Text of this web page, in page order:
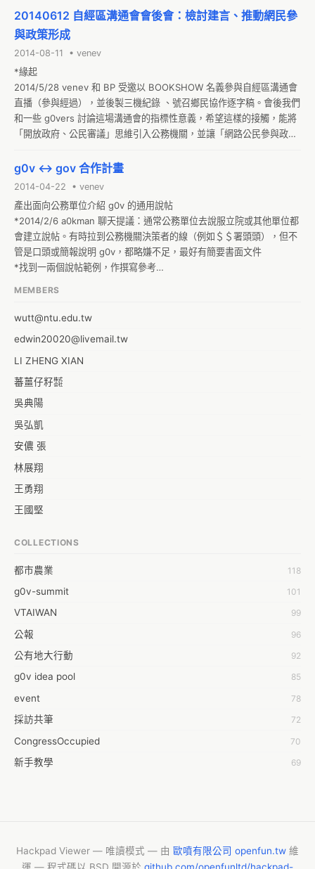
點丟資料與念頭你可以不用被臭罵
20140612 自經區溝通會會後會：檢討建言、推動網民參
與政策形成
2014-08-11 • venev
*緣起
2014/5/28 venev 和 BP 受邀以 BOOKSHOW 名義參與自經區溝通會
直播（參與經過），並後製三機紀錄 、號召鄉民協作逐字稿。會後我們
和一些 g0vers 討論這場溝通會的指標性意義，希望這樣的接觸，能將
「開放政府、公民審議」思維引入公務機關，並讓「網路公民參與政策
主辦單位國發會在看過影片及相關數據後，希望為 7 月中第二場溝通
請有興趣的 g0vers 一起（線上）參加。（錄影錄音＋大意文播）
*會議資訊
時間：6/12 (四) 14:00-16:00（歡迎 13:00 早到，請勿遲到。晚退可以
一起去 clkao 分享會 XD ）
g0v <-> gov 合作計畫
2014-04-22 • venev
產出面向公務單位介紹 g0v 的通用說帖
*2014/2/6 a0kman 聊天提議：通常公務單位去說服立院或其他單位都
會建立說帖。有時拉到公務機關決策者的線（例如＄＄署頭頭），但不
管是口頭或簡報說明 g0v，都略嫌不足，最好有簡要書面文件
*找到一兩個說帖範例，作撰寫參考
制式化的寫法，下面列出幾個
MEMBERS
wutt@ntu.edu.tw
edwin20020@livemail.tw
LI ZHENG XIAN
蕃薑仔籽㍿
吳典陽
吳弘凱
安儂 張
林展翔
王勇翔
王國堅
蒼時弦也
袁乾鑫
陳泰澄
&#35377;&#24646;&#33287;
-work aeola
0.0
100004224394929@facebook.com
1001000
108級醫三牙二
108���������������������������A������������
26 sakura
COLLECTIONS
都市農業 118
g0v-summit 101
VTAIWAN 99
公報 96
公有地大行動 92
g0v idea pool 85
event 78
採訪共筆 72
CongressOccupied 70
新手教學 69
婚姻平權 34
Hackpad Viewer — 唯讀模式 — 由 歐噴有限公司 openfun.tw 維